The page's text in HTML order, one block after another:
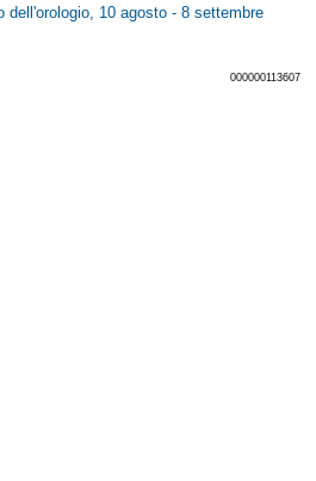
10 agosto - 8 settembre
000000113607